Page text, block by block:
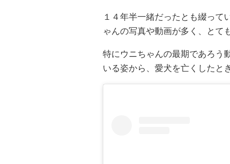
１４年半一緒だったとも綴って
ゃんの写真や動画が多く、とて
特にウニちゃんの最期であろう
いる姿から、愛犬を亡くしたと